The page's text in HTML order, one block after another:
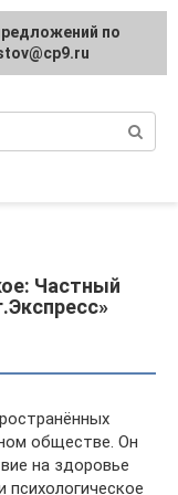
Частный
обществе. Он
на здоровье
психологическое
по